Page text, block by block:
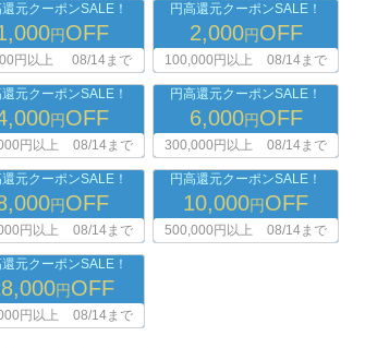
還元クーポンSALE！
円OFF
円以上 08/14まで
円高還元クーポンSALE！
2,000円OFF
100,000円以上 08/14まで
還元クーポンSALE！
円OFF
円以上 08/14まで
円高還元クーポンSALE！
6,000円OFF
300,000円以上 08/14まで
還元クーポンSALE！
円OFF
円以上 08/14まで
円高還元クーポンSALE！
10,000円OFF
500,000円以上 08/14まで
還元クーポンSALE！
円OFF
円以上 08/14まで